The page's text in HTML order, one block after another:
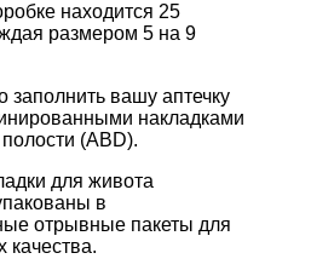
находится 25
размером 5 на 9
заполнить вашу аптечку
накладками
(ABD).
для живота
в
отрывные пакеты для
качества.